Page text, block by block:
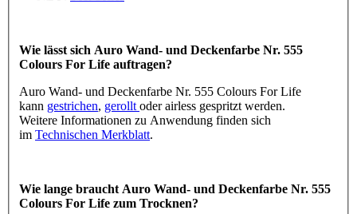
Wie lässt sich Auro Wand- und Deckenfarbe Nr. 555
Colours For Life auftragen?
Auro Wand- und Deckenfarbe Nr. 555 Colours For Life
kann gestrichen, gerollt oder airless gespritzt werden.
Weitere Informationen zu Anwendung finden sich
im Technischen Merkblatt.
Wie lange braucht Auro Wand- und Deckenfarbe Nr. 555
Colours For Life zum Trocknen?